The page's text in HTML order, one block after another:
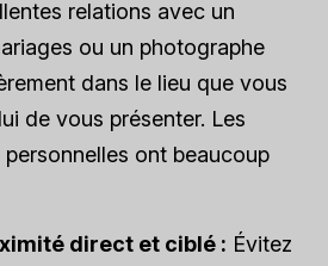
relations avec un
ou un photographe
dans le lieu que vous
de vous présenter. Les
ont beaucoup
direct et ciblé : Évitez